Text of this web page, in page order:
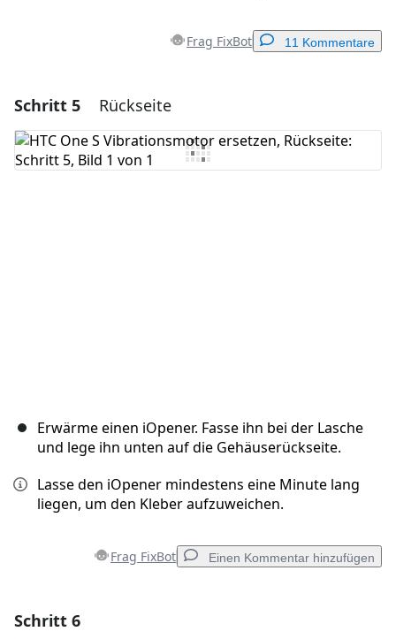
Frag FixBot 11 Kommentare
Einen Kommentar hinzufügen
Kommentar hinzufügen
Schritt 5 Rückseite
Erwärme einen iOpener. Fasse ihn bei der Lasche
und lege ihn unten auf die Gehäuserückseite.
Lasse den iOpener mindestens eine Minute lang
liegen, um den Kleber aufzuweichen.
Frag FixBot Einen Kommentar hinzufügen
Schritt 6